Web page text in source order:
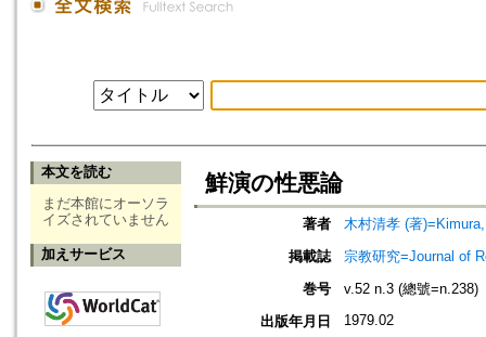
本文を読む
まだ本館にオーソラ
イズされていません
加えサービス
鮮演の性悪論
著者
木村清孝 (著
掲載誌
宗教研究=Journal of
巻号
v.52 n.3 (總號=n.238)
出版年月日
1979.02